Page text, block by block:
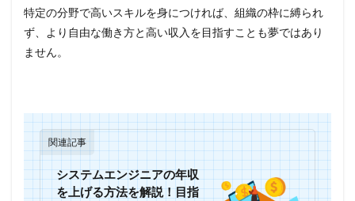
特定の分野で高いスキルを身につければ、組織の枠に縛られ
ず、より自由な働き方と高い収入を目指すことも夢ではあり
ません。
関連記事
システムエンジニアの年収
を上げる方法を解説！目指